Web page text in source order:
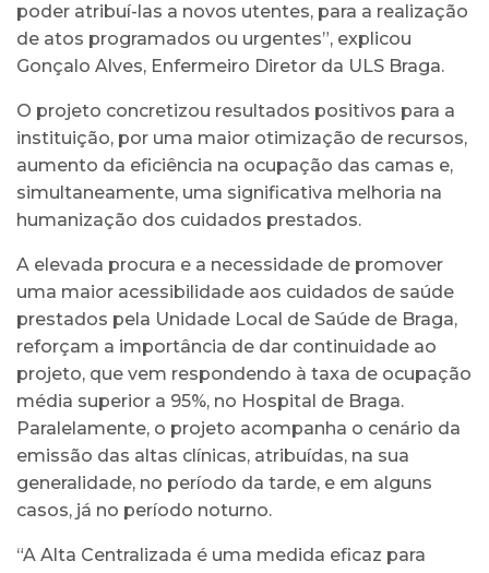
poder atribuí-las a novos utentes, para a realização
de atos programados ou urgentes”, explicou
Gonçalo Alves, Enfermeiro Diretor da ULS Braga.
O projeto concretizou resultados positivos para a
instituição, por uma maior otimização de recursos,
aumento da eficiência na ocupação das camas e,
simultaneamente, uma significativa melhoria na
humanização dos cuidados prestados.
A elevada procura e a necessidade de promover
uma maior acessibilidade aos cuidados de saúde
prestados pela Unidade Local de Saúde de Braga,
reforçam a importância de dar continuidade ao
projeto, que vem respondendo à taxa de ocupação
média superior a 95%, no Hospital de Braga.
Paralelamente, o projeto acompanha o cenário da
emissão das altas clínicas, atribuídas, na sua
generalidade, no período da tarde, e em alguns
casos, já no período noturno.
“A Alta Centralizada é uma medida eficaz para